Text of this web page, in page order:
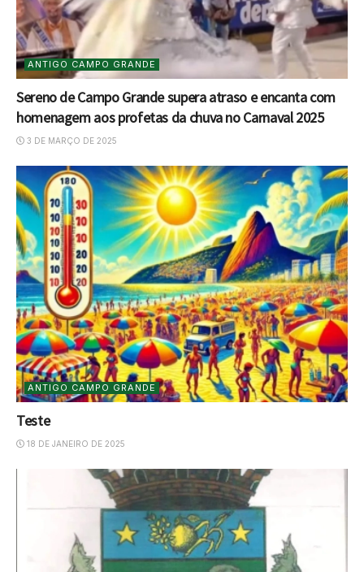
ANTIGO CAMPO GRANDE
Sereno de Campo Grande supera atraso e encanta com
homenagem aos profetas da chuva no Carnaval 2025
3 DE MARÇO DE 2025
ANTIGO CAMPO GRANDE
Teste
18 DE JANEIRO DE 2025